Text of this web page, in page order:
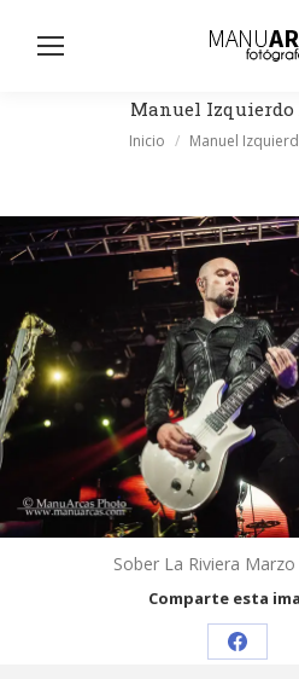
Manuel Izquierdo
Estás aquí:
Inicio Manuel
Sober La Riviera
Comparte esta
Share